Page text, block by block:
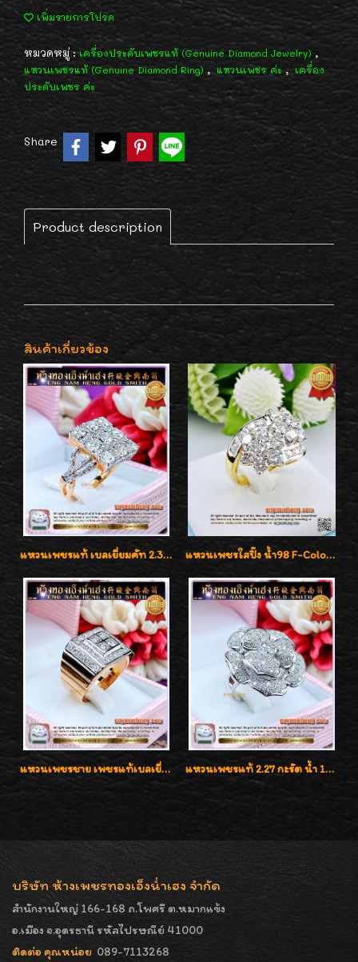
เพิ่มรายการโปรด
หมวดหมู่ :เครื่องประดับเพชรแท้ (Genuine Diamond Jewelry) ,
แหวนเพชรแท้ (Genuine Diamond Ring) , แหวนเพชร ค่ะ, เครื่อง
ประดับเพชร ค่ะ
Share
Product description
สินค้าเกี่ยวข้อง
แหวนเพชรแท้ เบลเยี่ยมคัท 2.39 กะรัต น้ำ 98 F-Color/VVS ดีไซน์หน้ากว้างหรูเต็มนิ้ว แหวนเพชรใสปิ๊ง น้ำ98 F-Color/VVS1 น้ำหนักเพชรรวม 2.56 กะรัต ใส่เต็มนิ้วเพชรเป็นน้ำเป็นเนื้อสวยมากๆค่ะ
แหวนเพชรชาย เพชรแท้เบลเยี่ยมคัท น้ำ100% D-Color/VVS 2.46 กะรัต แหวนเพชรแท้ 2.27 กะรัต น้ำ 100% เบลเยี่ยมคัท ลวดลายดอกกุหลาบหรู
บริษัท ห้างเพชรทองเอ็งน่ำเฮง จำกัด
สำนักงานใหญ่ 166-168 ถ.โพศรี ต.หมากแข้ง
อ.เมือง จ.อุดรธานี รหัสไปรษณีย์ 41000
ติดต่อ คุณหน่อย 089-7113268